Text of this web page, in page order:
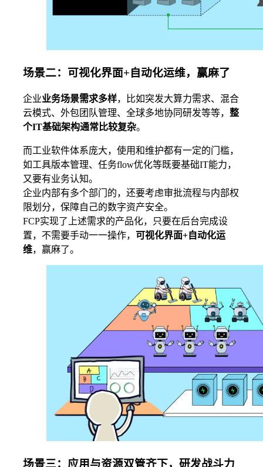
场景二：可视化界面+自动化运维，赢麻了
企业业务场景需求多样，比如突发大算力需求、混合
云模式、外包团队管理、全球多地协同研发等等， 整
个IT基础架构通常比较复杂。
而工业软件体系庞大，使用和维护都有一定的门槛，
如工具版本管理、任务flow优化等既要基础IT能力，
又要有业务认知。
企业内部有多个部门的，还要考虑审批流程与内部权
限划分，保障自己的数字资产安全。
FCP实现了上述需求的产品化，只要在后台完成设
置，不需要手动一一操作， 可视化界面+自动化运
维，赢麻了。
场景三：应用与资源双管齐下，研发战斗力